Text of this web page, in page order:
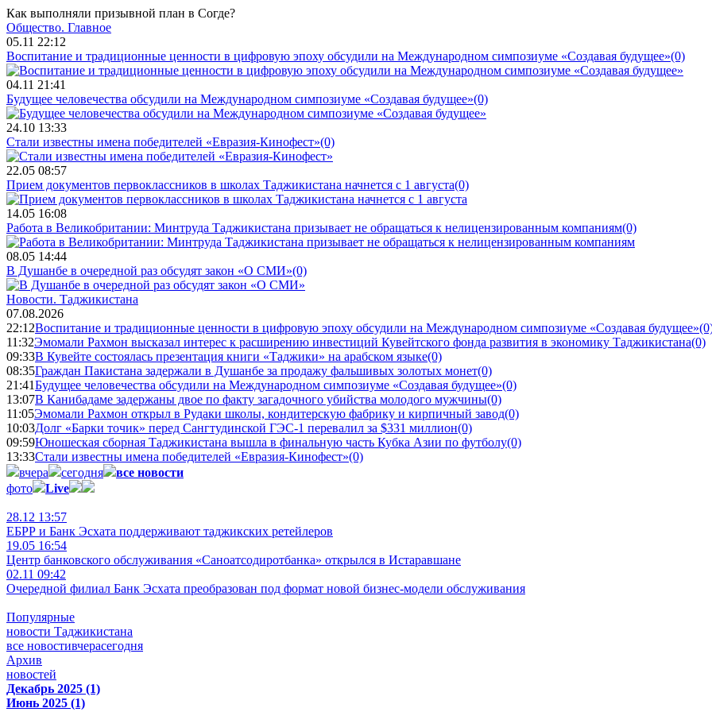
Как выполняли призывной план в Согде?
Общество. Главное
05.11 22:12
Воспитание и традиционные ценности в цифровую эпоху обсудили на Международном симпозиуме «Создавая будущее»(0)
04.11 21:41
Будущее человечества обсудили на Международном симпозиуме «Создавая будущее»(0)
24.10 13:33
Стали известны имена победителей «Евразия-Кинофест»(0)
22.05 08:57
Прием документов первоклассников в школах Таджикистана начнется с 1 августа(0)
14.05 16:08
Работа в Великобритании: Минтруда Таджикистана призывает не обращаться к нелицензированным компаниям(0)
08.05 14:44
В Душанбе в очередной раз обсудят закон «О СМИ»(0)
Новости. Таджикистана
07.08.2026
22:12Воспитание и традиционные ценности в цифровую эпоху обсудили на Международном симпозиуме «Создавая будущее»
11:32Эмомали Рахмон высказал интерес к расширению инвестиций Кувейтского фонда развития в экономику Таджикистана(0)
09:33В Кувейте состоялась презентация книги «Таджики» на арабском языке(0)
08:35Граждан Пакистана задержали в Душанбе за продажу фальшивых золотых монет(0)
21:41Будущее человечества обсудили на Международном симпозиуме «Создавая будущее»(0)
13:07В Канибадаме задержаны двое по факту загадочного убийства молодого мужчины(0)
11:05Эмомали Рахмон открыл в Рудаки школы, кондитерскую фабрику и кирпичный завод(0)
10:03Долг «Барки точик» перед Сангтудинской ГЭС-1 перевалил за $331 миллион(0)
09:59Юношеская сборная Таджикистана вышла в финальную часть Кубка Азии по футболу(0)
13:33Стали известны имена победителей «Евразия-Кинофест»(0)
вчера
сегодня
все новости
фото
Live
28.12 13:57
ЕБРР и Банк Эсхата поддерживают таджикских ретейлеров
19.05 16:54
Центр банковского обслуживания «Саноатсодиротбанка» открылся в Истаравшане
02.11 09:42
Очередной филиал Банк Эсхата преобразован под формат новой бизнес-модели обслуживания
Популярные
новости Таджикистана
все новостивчерасегодня
Архив
новостей
Декабрь 2025 (1)
Июнь 2025 (1)